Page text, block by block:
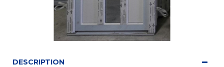
DESCRIPTION